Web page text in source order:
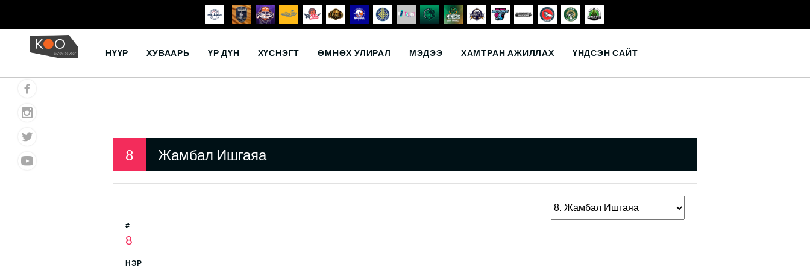
НҮҮР ХУВААРЬ ҮР ДҮН ХҮСНЭГТ ӨМНӨХ УЛИРАЛ МЭДЭЭ ХАМТРАН АЖИЛЛАХ ҮНДСЭН САЙТ
8 Жамбал Ишгаяа
#
8
НЭР